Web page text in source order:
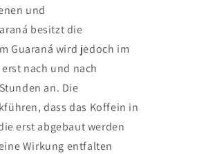
und
besitzt die
Guaraná wird jedoch im
nach und nach
an. Die
dass das Koffein in
erst abgebaut werden
Wirkung entfalten